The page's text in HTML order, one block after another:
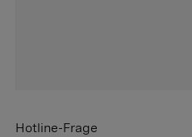
Hotline-Frage